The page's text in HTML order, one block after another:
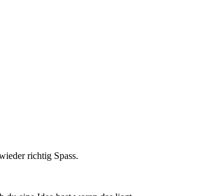
richtig Spass.